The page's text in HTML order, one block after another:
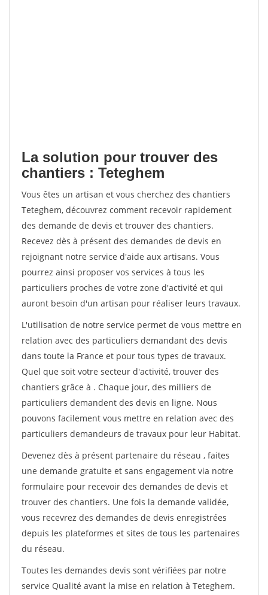
La solution pour trouver des
chantiers : Teteghem
Vous êtes un artisan et vous cherchez des chantiers
Teteghem, découvrez comment recevoir rapidement
des demande de devis et trouver des chantiers.
Recevez dès à présent des demandes de devis en
rejoignant notre service d'aide aux artisans. Vous
pourrez ainsi proposer vos services à tous les
particuliers proches de votre zone d'activité et qui
auront besoin d'un artisan pour réaliser leurs travaux.
L'utilisation de notre service permet de vous mettre en
relation avec des particuliers demandant des devis
dans toute la France et pour tous types de travaux.
Quel que soit votre secteur d'activité, trouver des
chantiers grâce à . Chaque jour, des milliers de
particuliers demandent des devis en ligne. Nous
pouvons facilement vous mettre en relation avec des
particuliers demandeurs de travaux pour leur Habitat.
Devenez dès à présent partenaire du réseau , faites
une demande gratuite et sans engagement via notre
formulaire pour recevoir des demandes de devis et
trouver des chantiers. Une fois la demande validée,
vous recevrez des demandes de devis enregistrées
depuis les plateformes et sites de tous les partenaires
du réseau.
Toutes les demandes devis sont vérifiées par notre
service Qualité avant la mise en relation à Teteghem.